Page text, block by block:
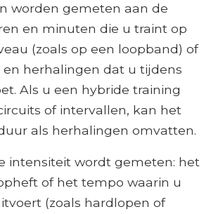
worden gemeten aan de
en minuten die u traint op
(zoals op een loopband) of
en herhalingen dat u tijdens
Als u een hybride training
of intervallen, kan het
als herhalingen omvatten.
intensiteit wordt gemeten: het
of het tempo waarin u
(zoals hardlopen of